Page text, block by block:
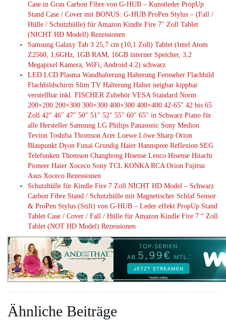
Case in Grau Carbon Fibre von G-HUB – Kunstleder PropUp
Stand Case / Cover mit BONUS: G-HUB ProPen Stylus – (Fall /
Hülle / Schutzhülle) für Amazon Kindle Fire 7″ Zoll Tablet
(NICHT HD Modell) Rezessionen
Samsung Galaxy Tab 3 25,7 cm (10,1 Zoll) Tablet (Intel Atom
Z2560, 1,6GHz, 1GB RAM, 16GB interner Speicher, 3,2
Megapixel Kamera, WiFi, Android 4.2) schwarz
LED LCD Plasma Wandhalterung Halterung Fernseher Flachbild
Flachbildschirm Slim TV Halterung Halter neigbar kippbar
verstellbar inkl. FISCHER Zubehör VESA Standard Norm
200×200 200×300 300×300 400×300 400×400 42-65″ 42 bis 65
Zoll 42″ 46″ 47″ 50″ 51″ 52″ 55″ 60″ 65″ in Schwarz Piano für
alle Hersteller Samsung LG Philips Panasonic Sony Medion
Tevion Toshiba Thomson Acer Loewe Löwe Sharp Orion
Blaupunkt Dyon Funai Grundig Haier Hannspree Reflexion SEG
Telefunken Thomson Changhong Hisense Lenco Hisense Hitachi
Pioneer Haier Xoceco Sony TCL KONKA RCA Orion Fujitsu
Asus Xoceco Rezessionen
Schutzhülle für Kindle Fire 7 Zoll NICHT HD Model – Schwarz
Carbon Fibre Stand / Schutzhülle mit Magnetischer Schlaf Sensor
& ProPen Stylus (Stift) von G-HUB – Leder effekt PropUp Stand
Tablet Case / Cover / Fall / Hülle für Amazon Kindle Fire 7 “ Zoll
Tablet (NOT HD Model) Rezessionen
Ähnliche Beiträge